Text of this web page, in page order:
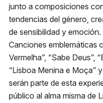
Metro
El Golf, Línea 1
Estacionamiento
Plaza Las Condes
Micro
418, 426, 429 541N
junto a composiciones
tendencias del género,
de sensibilidad y emoción.
Canciones emblemáticas
Vermelha”, “Sabe Deus”,
“Lisboa Menina e Moça”
serán parte de esta
público al alma misma de